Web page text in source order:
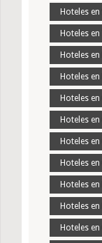
Hoteles
Hoteles
Hoteles en
Hoteles en
Hoteles
Hoteles
Hoteles
Hoteles
Hoteles en
Hoteles
Hoteles